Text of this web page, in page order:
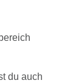
du auch